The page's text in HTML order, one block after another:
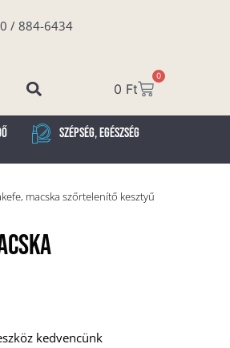
/ 884-6434
0 Ft
0
Szépség, Egészség
macska szőrtelenítő kesztyű
kedvencünk